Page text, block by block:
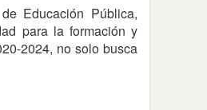
Educación Pública,
para la formación y
2024, no solo busca